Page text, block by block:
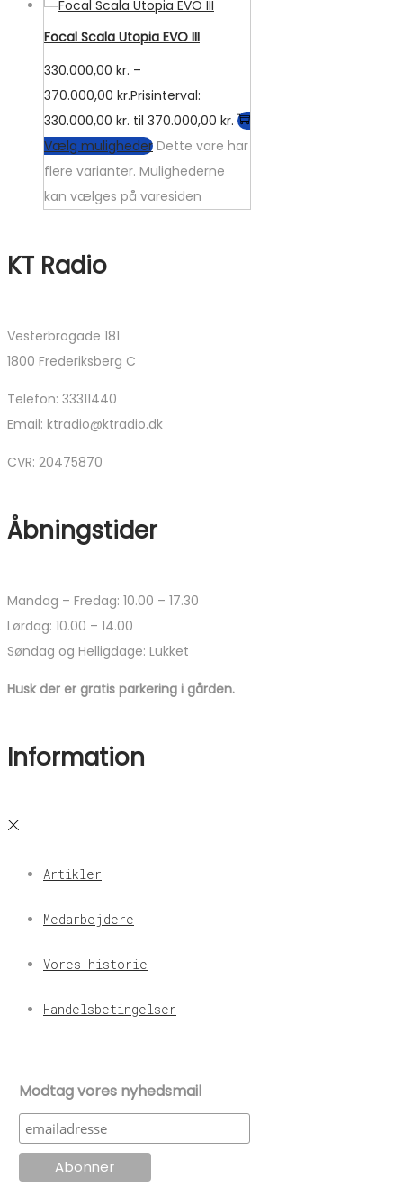
Focal Scala Utopia EVO III
330.000,00 kr. –
370.000,00 kr.Prisinterval:
330.000,00 kr. til 370.000,00 kr.
Vælg muligheder Dette vare har
flere varianter. Mulighederne
kan vælges på varesiden
KT Radio
Vesterbrogade 181
1800 Frederiksberg C
Telefon: 33311440
Email: ktradio@ktradio.dk
CVR: 20475870
Åbningstider
Mandag – Fredag: 10.00 – 17.30
Lørdag: 10.00 – 14.00
Søndag og Helligdage: Lukket
Husk der er gratis parkering i gården.
Information
Artikler
Medarbejdere
Vores historie
Handelsbetingelser
Modtag vores nyhedsmail